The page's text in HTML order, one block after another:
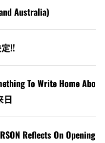
Australia)
!!
To Write Home Abo
日
Reflects On Opening